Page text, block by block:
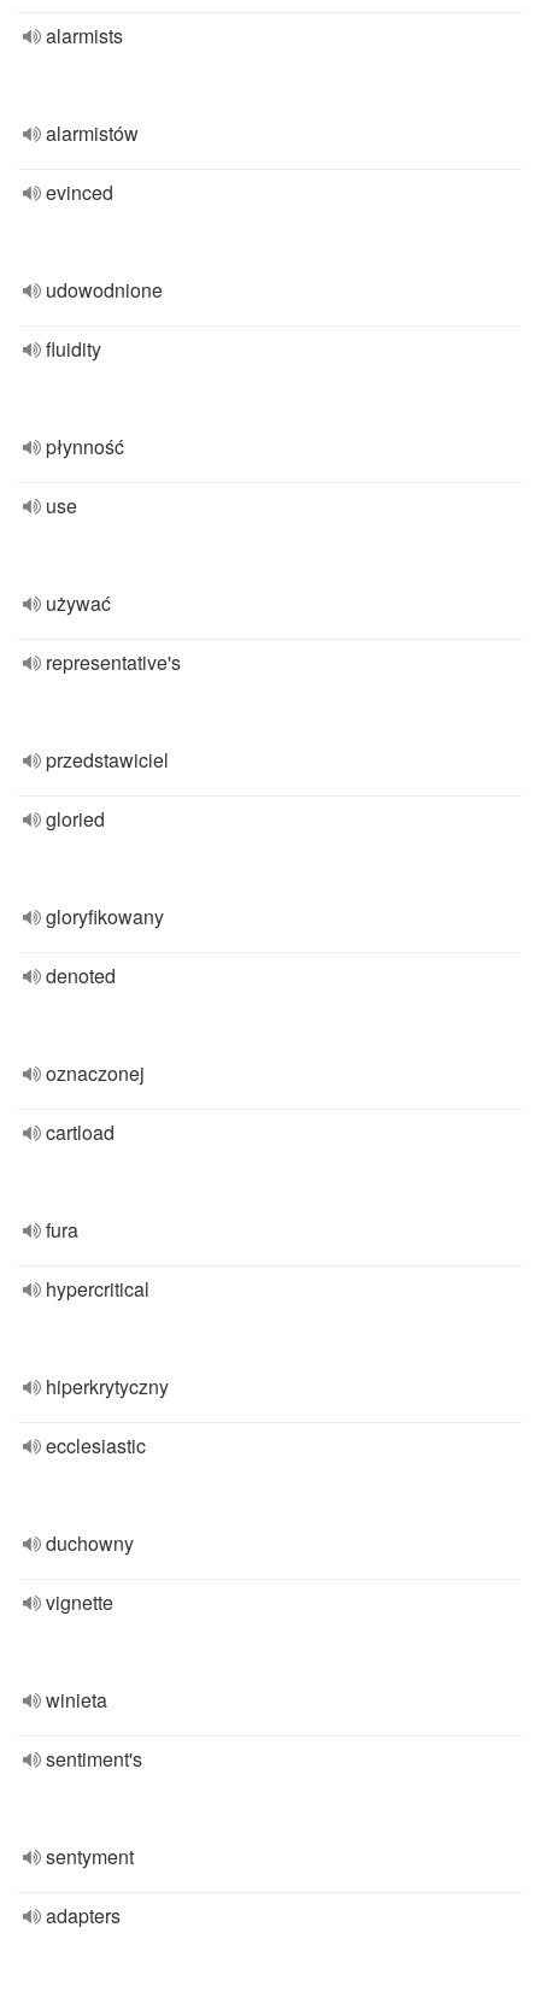
alarmists
alarmistów
evinced
udowodnione
fluidity
płynność
use
używać
representative's
przedstawiciel
gloried
gloryfikowany
denoted
oznaczonej
cartload
fura
hypercritical
hiperkrytyczny
ecclesiastic
duchowny
vignette
winieta
sentiment's
sentyment
adapters